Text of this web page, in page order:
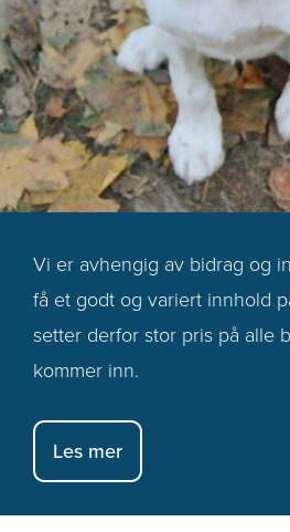
Vi er avhengig av bidrag og
få et godt og variert innhold
setter derfor stor pris på alle
kommer inn.
Les mer